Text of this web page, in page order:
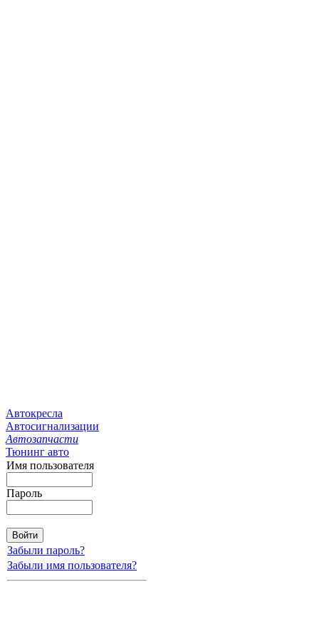
Автокресла
Автосигнализации
Автозапчасти
Тюнинг авто
Имя пользователя
Пароль
Забыли пароль?
Забыли имя пользователя?